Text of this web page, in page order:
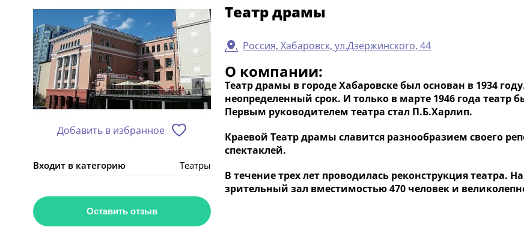
Добавить в избранное
Входит в категорию Театры
Оставить отзыв
Театр драмы
Россия, Хабаровск, ул.Дзержинского, 44
О компании:
Театр драмы в городе Хабаровске был основан в 1934
неопределенный срок. И только в марте 1946 года
Первым руководителем театра стал П.Б.Харлип.
Краевой Театр драмы славится разнообразием своего
спектаклей.
В течение трех лет проводилась реконструкция
зрительный зал вместимостью 470 человек и